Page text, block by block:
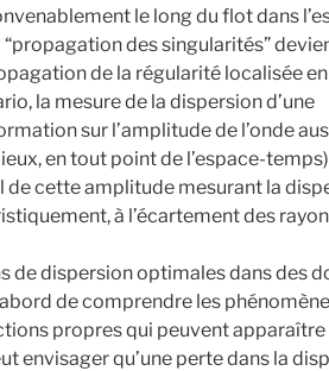
le long du flot dans
“propagation des singularités”
de la régularité localisée
la mesure de la dispersion d’une
sur l’amplitude de l’onde
en tout point de l’espace-
cette amplitude mesurant la
à l’écartement des
de dispersion optimales dans des
de comprendre les
propres qui peuvent apparaître
envisager qu’une perte dans la